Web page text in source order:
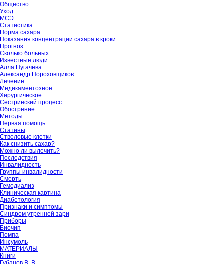
Общество
Уход
МСЭ
Статистика
Норма сахара
Показания концентрации сахара в крови
Прогноз
Сколько больных
Известные люди
Алла Пугачева
Александр Пороховщиков
Лечение
Медикаментозное
Хирургическое
Сестринский процесс
Обострение
Методы
Первая помощь
Статины
Стволовые клетки
Как снизить сахар?
Можно ли вылечить?
Последствия
Инвалидность
Группы инвалидности
Смерть
Гемодиализ
Клиническая картина
Диабетология
Признаки и симптомы
Синдром утренней зари
Приборы
Биочип
Помпа
Инсумоль
МАТЕРИАЛЫ
Книги
Губанов В. В.